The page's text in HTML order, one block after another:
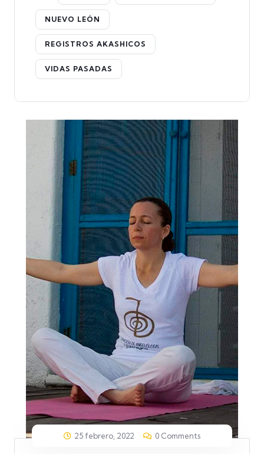
NUEVO LEÓN
REGISTROS AKASHICOS
VIDAS PASADAS
25 febrero, 2022 0 Comments